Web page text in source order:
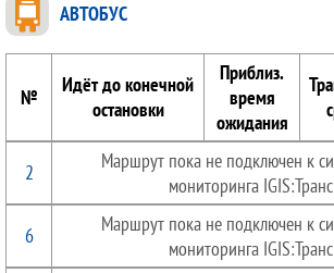
АВТОБУС
№
Идёт до конечной
остановки
Приблиз.
время
ожидания
2
Маршрут пока не подключен к
мониторинга
6
Маршрут пока не подключен к
мониторинга